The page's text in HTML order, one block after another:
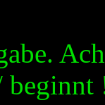
beginnt